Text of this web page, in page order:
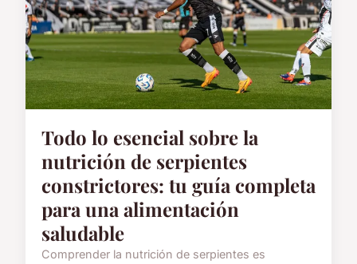
Todo lo esencial sobre la
nutrición de serpientes
constrictores: tu guía completa
para una alimentación
saludable
Comprender la nutrición de serpientes es